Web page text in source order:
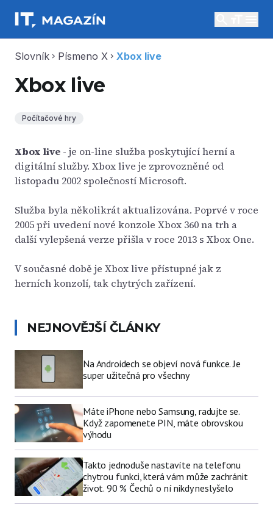
Slovník chevron_right Písmeno X chevron_right Xbox live
Xbox live
Počítačové hry
Xbox live - je on-line služba poskytující herní a
digitální služby. Xbox live je zprovozněné od
listopadu 2002 společností Microsoft.
Služba byla několikrát aktualizována. Poprvé v roce
2005 při uvedení nové konzole Xbox 360 na trh a
další vylepšená verze přišla v roce 2013 s Xbox One.
V současné době je Xbox live přístupné jak z
herních konzolí, tak chytrých zařízení.
NEJNOVĚJŠÍ ČLÁNKY
Na Androidech se objeví nová funkce. Je
super užitečná pro všechny
Máte iPhone nebo Samsung, radujte se.
Když zapomenete PIN, máte obrovskou
výhodu
Takto jednoduše nastavíte na telefonu
chytrou funkci, která vám může zachránit
život. 90 % Čechů o ní nikdy neslyšelo